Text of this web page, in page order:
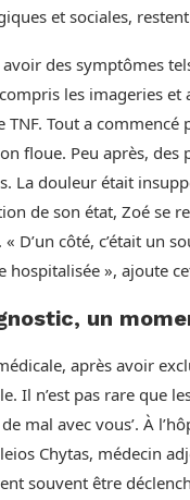
et sociales,
des symptômes
les imageries et
TNF. Tout a
floue. Peu après,
La douleur était
de son état, Zoé se
D’un côté, c’était un
hospitalisée », ajoute
un
après avoir
Il n’est pas rare que
de mal avec vous’. À
Chytas, médecin
souvent être